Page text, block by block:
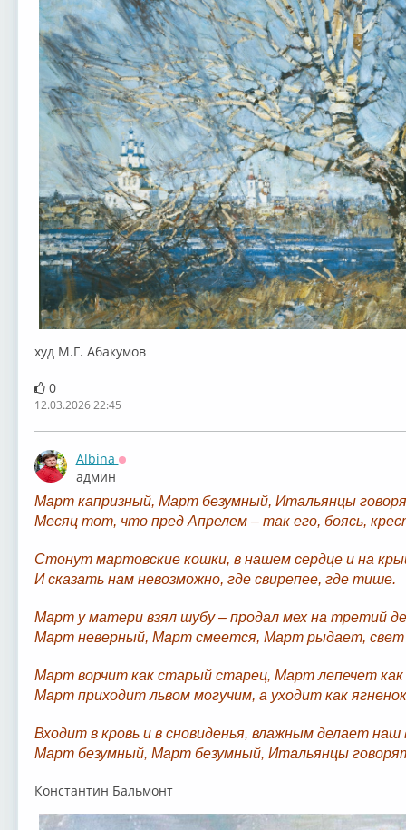
худ М.Г. Абакумов
0
12.03.2026 22:45
Albina
админ
Март капризный, Март безумный, Итальянцы
Месяц тот, что пред Апрелем – так его, боясь,
Стонут мартовские кошки, в нашем сердце и на
И сказать нам невозможно, где свирепее, где тише.
Март у матери взял шубу – продал мех на третий
Март неверный, Март смеется, Март рыдает, свет
Март ворчит как старый старец, Март лепечет как
Март приходит львом могучим, а уходит как
Входит в кровь и в сновиденья, влажным делает наш
Март безумный, Март безумный, Итальянцы
Константин Бальмонт